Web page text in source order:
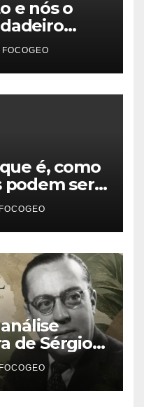
e nós o
de
FOCOGEO
é, como
podem ser
fenômeno
no Brasil e
FOCOGEO
de Sérgio
e sua
a
FOCOGEO